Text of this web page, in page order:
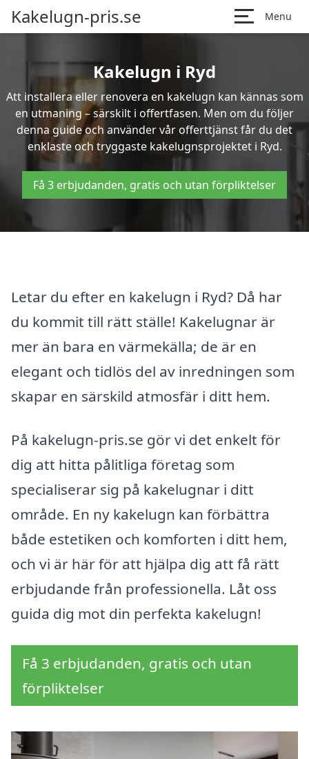
Kakelugn-pris.se Menu
Kakelugn i Ryd
Att installera eller renovera en kakelugn kan kännas som
en utmaning – särskilt i offertfasen. Men om du följer
denna guide och använder vår offerttjänst får du det
enklaste och tryggaste kakelugnsprojektet i Ryd.
Få 3 erbjudanden, gratis och utan förpliktelser
Letar du efter en kakelugn i Ryd? Då har
du kommit till rätt ställe! Kakelugnar är
mer än bara en värmekälla; de är en
elegant och tidlös del av inredningen som
skapar en särskild atmosfär i ditt hem.
På kakelugn-pris.se gör vi det enkelt för
dig att hitta pålitliga företag som
specialiserar sig på kakelugnar i ditt
område. En ny kakelugn kan förbättra
både estetiken och komforten i ditt hem,
och vi är här för att hjälpa dig att få rätt
erbjudande från professionella. Låt oss
guida dig mot din perfekta kakelugn!
Få 3 erbjudanden, gratis och utan
förpliktelser